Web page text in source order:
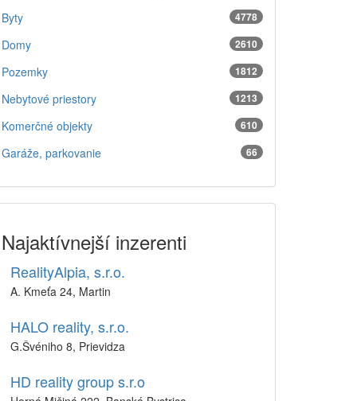
4778
Byty
2610
Domy
1812
Pozemky
1213
Nebytové priestory
610
Komerčné objekty
66
Garáže, parkovanie
Najaktívnejší inzerenti
RealityAlpia, s.r.o.
A. Kmeťa 24, Martin
HALO reality, s.r.o.
G.Švéniho 8, Prievidza
HD reality group s.r.o